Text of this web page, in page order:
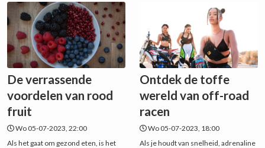
De verrassende
voordelen van rood
fruit
Wo 05-07-2023, 22:00
Als het gaat om gezond eten, is het
Ontdek de toffe
wereld van off-road
racen
Wo 05-07-2023, 18:00
Als je houdt van snelheid, adrenaline